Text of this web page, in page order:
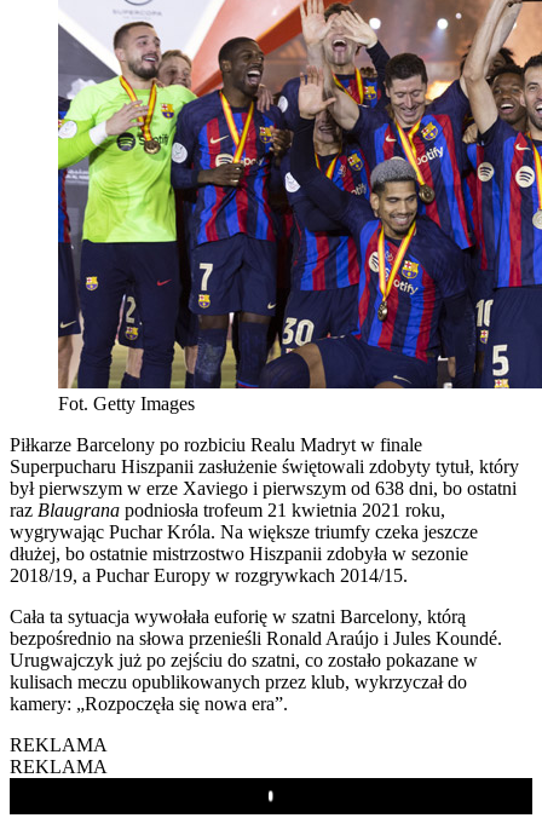
Fot. Getty Images
Piłkarze Barcelony po rozbiciu Realu Madryt w finale
Superpucharu Hiszpanii zasłużenie świętowali zdobyty tytuł, który
był pierwszym w erze Xaviego i pierwszym od 638 dni, bo ostatni
raz Blaugrana podniosła trofeum 21 kwietnia 2021 roku,
wygrywając Puchar Króla. Na większe triumfy czeka jeszcze
dłużej, bo ostatnie mistrzostwo Hiszpanii zdobyła w sezonie
2018/19, a Puchar Europy w rozgrywkach 2014/15.
Cała ta sytuacja wywołała euforię w szatni Barcelony, którą
bezpośrednio na słowa przenieśli Ronald Araújo i Jules Koundé.
Urugwajczyk już po zejściu do szatni, co zostało pokazane w
kulisach meczu opublikowanych przez klub, wykrzyczał do
kamery: „Rozpoczęła się nowa era”.
REKLAMA
REKLAMA
Play